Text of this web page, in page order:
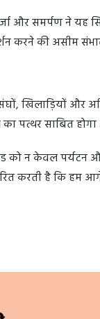
और समर्पण ने यह
करने की असीम
खिलाड़ियों और
पत्थर साबित
को न केवल
करती है कि हम